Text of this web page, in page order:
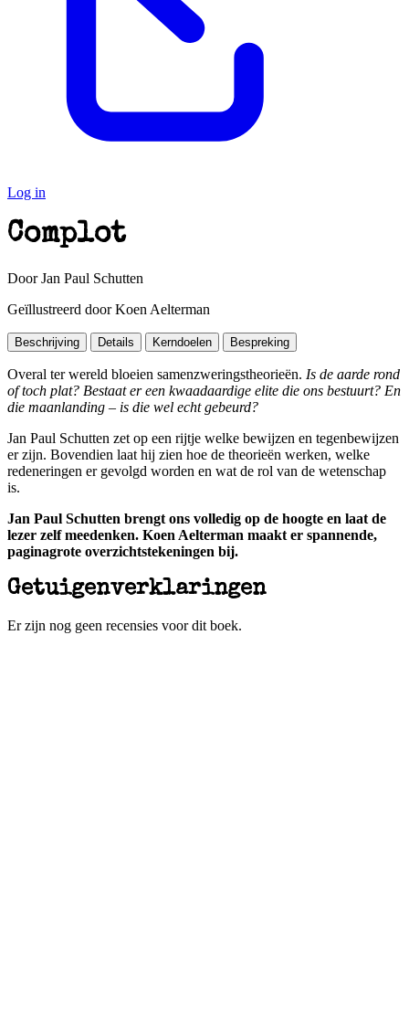
Log in
Complot
Door Jan Paul Schutten
Geïllustreerd door Koen Aelterman
Beschrijving Details Kerndoelen Bespreking
Overal ter wereld bloeien samenzweringstheorieën. Is de aarde rond
of toch plat? Bestaat er een kwaadaardige elite die ons bestuurt? En
die maanlanding – is die wel echt gebeurd?
Jan Paul Schutten zet op een rijtje welke bewijzen en tegenbewijzen
er zijn. Bovendien laat hij zien hoe de theorieën werken, welke
redeneringen er gevolgd worden en wat de rol van de wetenschap
is.
Jan Paul Schutten brengt ons volledig op de hoogte en laat de
lezer zelf meedenken. Koen Aelterman maakt er spannende,
paginagrote overzichtstekeningen bij.
Getuigenverklaringen
Er zijn nog geen recensies voor dit boek.